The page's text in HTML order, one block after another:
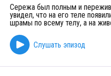
Сережа был полным и
увидел, что на его теле
шрамы по всему телу, а на
Слушать эпизод